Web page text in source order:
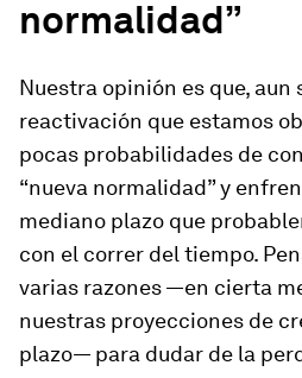
normalidad”
Nuestra opinión es que, aun
reactivación que estamos
pocas probabilidades de
“nueva normalidad” y
mediano plazo que
con el correr del tiempo.
varias razones —en cierta
nuestras proyecciones de
plazo— para dudar de la